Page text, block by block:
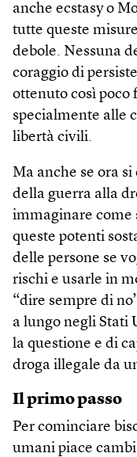
anche ecstasy o
tutte queste
debole. Nessuna
coraggio di
ottenuto così poco
specialmente alle
libertà civili.
Ma anche se ora
della guerra alla
immaginare come
queste potenti
delle persone se
rischi e usarle in
“dire sempre di
a lungo negli Stati
la questione e di
droga illegale da
Il primo passo
Per cominciare
umani piace